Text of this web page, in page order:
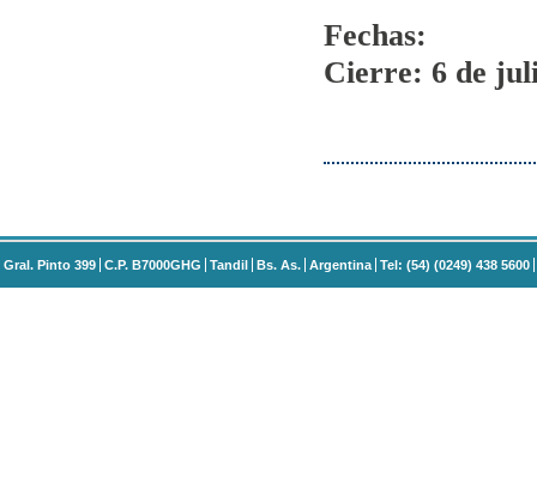
Fechas:
Cierre: 6 de
Gral. Pinto 399 C.P. B7000GHG Tandil Bs. As. Argentina Tel: (54) (0249) 438 5600